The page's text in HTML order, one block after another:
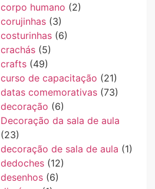
corpo humano (2)
corujinhas(3)
costurinhas(6)
crachás(5)
crafts(49)
curso de capacitação (21)
datas comemorativas(73)
decoração (6)
Decoração da sala de aula
(23)
decoração de sala de aula (1)
dedoches(12)
desenhos(6)